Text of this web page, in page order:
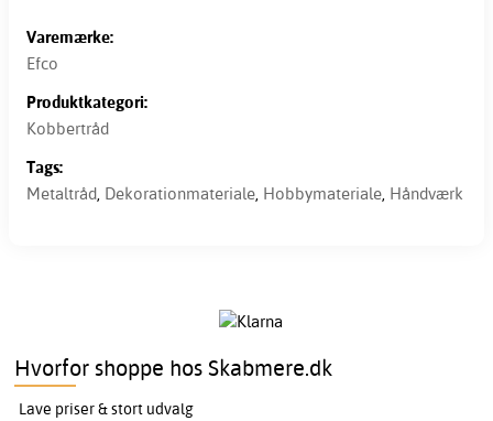
Varemærke:
Efco
Produktkategori:
Kobbertråd
Tags:
Metaltråd, Dekorationmateriale, Hobbymateriale, Håndværk
Hvorfor shoppe hos Skabmere.dk
Lave priser & stort udvalg